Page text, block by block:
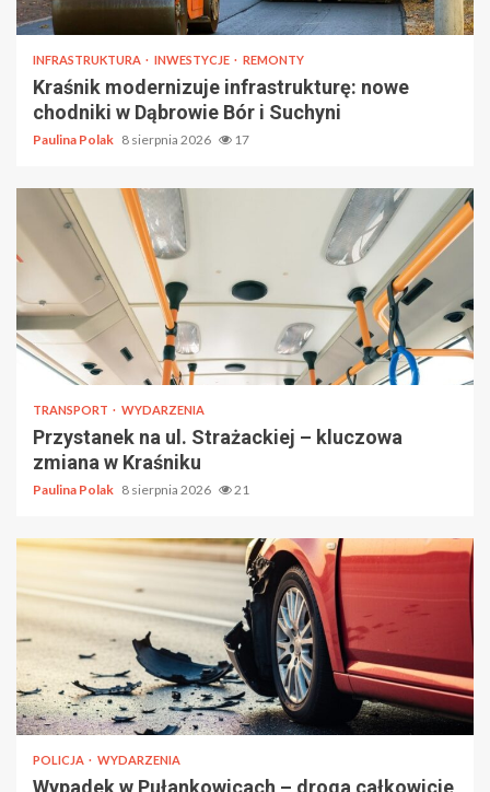
INFRASTRUKTURA INWESTYCJE REMONTY
Kraśnik modernizuje infrastrukturę: nowe
chodniki w Dąbrowie Bór i Suchyni
Paulina Polak 8 sierpnia 2026 17
TRANSPORT WYDARZENIA
Przystanek na ul. Strażackiej – kluczowa
zmiana w Kraśniku
Paulina Polak 8 sierpnia 2026 21
POLICJA WYDARZENIA
Wypadek w Pułankowicach – droga całkowicie